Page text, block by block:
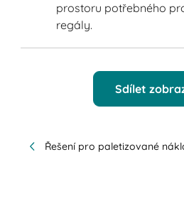
prostoru potřebného
regály.
Sdílet
Řešení pro paletizované